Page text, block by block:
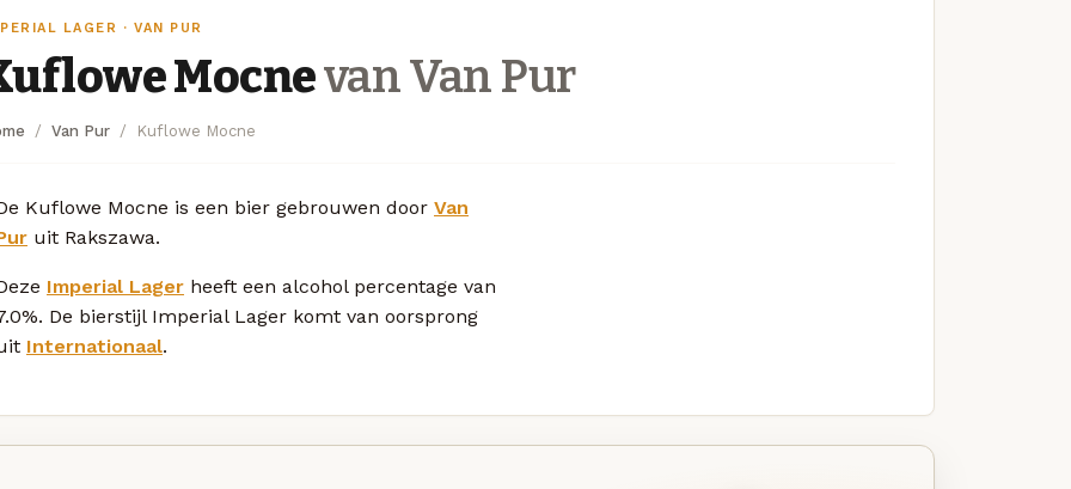
LAGER · VAN PUR
Mocnevan Van Pur
Van Pur Kuflowe Mocne
Kuflowe Mocne is een bier gebrouwen door Van
uit Rakszawa.
Imperial Lager heeft een alcohol percentage van
De bierstijl Imperial Lager komt van oorsprong
Internationaal.